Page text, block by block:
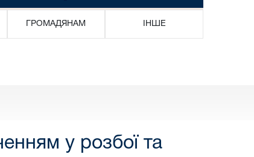
ГРОМАДЯНАМ ІНШЕ
у розбої та